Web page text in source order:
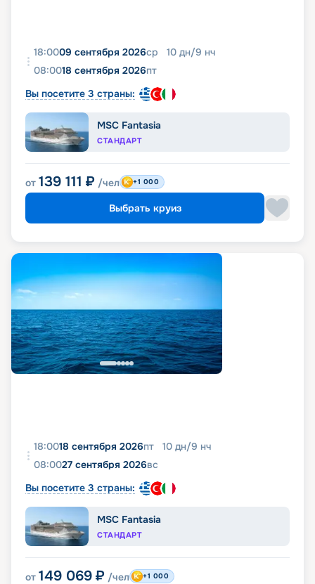
18:0009 сентября 2026ср 10 дн/9 нч
08:0018 сентября 2026пт
Вы посетите 3 страны:
MSC Fantasia
СТАНДАРТ
от 139 111 ₽ /чел +1 000
Выбрать круиз
18:0018 сентября 2026пт 10 дн/9 нч
08:0027 сентября 2026вс
Вы посетите 3 страны:
MSC Fantasia
СТАНДАРТ
от 149 069 ₽ /чел +1 000